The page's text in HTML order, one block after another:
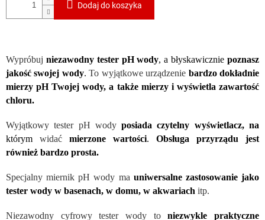
Dodaj do koszyka
Wypróbuj niezawodny tester pHwody, a błyskawiczniepoznasz
jakość swojej wody.To wyjątkowe urządzenie bardzo dokładnie
mierzy pH Twojej wody, a także mierzy i wyświetla zawartość
chloru.
Wyjątkowy tester pH wodyposiada czytelny wyświetlacz, na
którym widać mierzone wartości. Obsługa przyrządu jest
również bardzo prosta.
Specjalny miernik pH wody ma uniwersalne zastosowanie jako
tester wody w basenach, w domu, w akwariach itp.
Niezawodny cyfrowy tester wody toniezwykle praktyczne